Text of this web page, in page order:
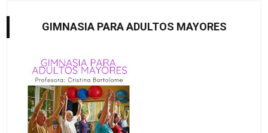
GIMNASIA PARA ADULTOS MAYORES